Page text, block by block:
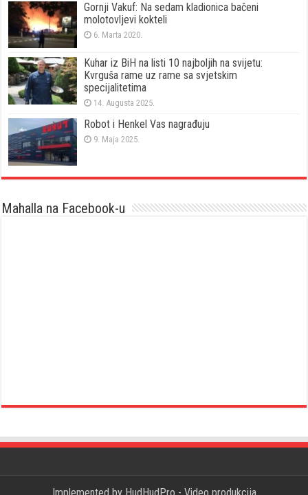
Gornji Vakuf: Na sedam kladionica bačeni
molotovljevi kokteli
6. Marta 2020.
Kuhar iz BiH na listi 10 najboljih na svijetu:
Kvrguša rame uz rame sa svjetskim
specijalitetima
14. Augusta 2025.
Robot i Henkel Vas nagrađuju
9. Maja 2025.
Mahalla na Facebook-u
Implemented by HudHudPro - Video produkcija